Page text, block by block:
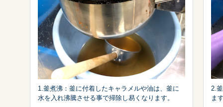
1.釜煮沸：釜に付着したキャラメルや油は、釜に
水を入れ沸騰させる事で掃除し易くなります。
2.
ま